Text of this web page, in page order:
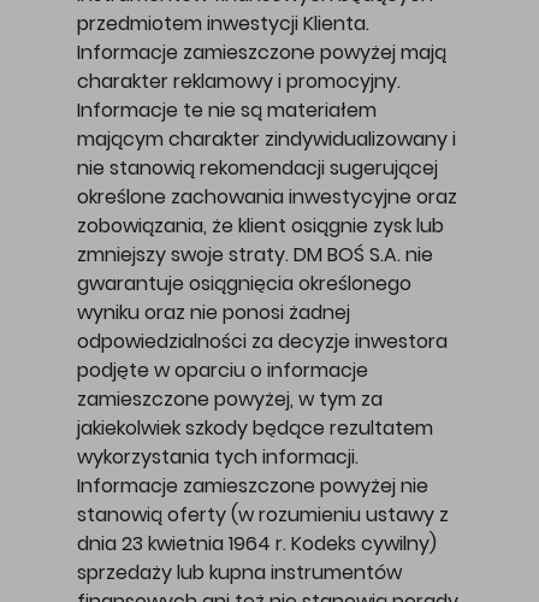
przedmiotem inwestycji Klienta.
Informacje zamieszczone powyżej mają
charakter reklamowy i promocyjny.
Informacje te nie są materiałem
mającym charakter zindywidualizowany i
nie stanowią rekomendacji sugerującej
określone zachowania inwestycyjne oraz
zobowiązania, że klient osiągnie zysk lub
zmniejszy swoje straty. DM BOŚ S.A. nie
gwarantuje osiągnięcia określonego
wyniku oraz nie ponosi żadnej
odpowiedzialności za decyzje inwestora
podjęte w oparciu o informacje
zamieszczone powyżej, w tym za
jakiekolwiek szkody będące rezultatem
wykorzystania tych informacji.
Informacje zamieszczone powyżej nie
stanowią oferty (w rozumieniu ustawy z
dnia 23 kwietnia 1964 r. Kodeks cywilny)
sprzedaży lub kupna instrumentów